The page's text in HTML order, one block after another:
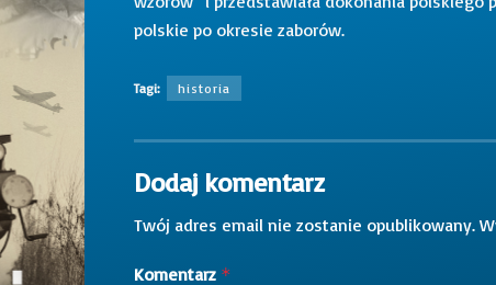
polskie po okresie zaborów.
Tagi: historia
Dodaj komentarz
Twój adres email nie zostanie opublikowany.
Komentarz *